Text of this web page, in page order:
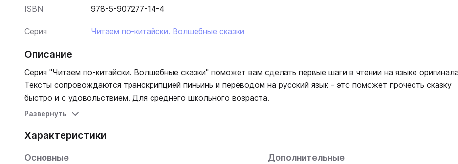
ISBN 978-5-907277-14-4
Серия Читаем по-китайски. Волшебные сказки
Описание
Серия "Читаем по-китайски. Волшебные сказки" поможет вам сделать первые шаги в чтении на языке
Тексты сопровождаются транскрипцией пиньинь и переводом на русский язык - это поможет прочесть сказку
быстро и с удовольствием. Для среднего школьного возраста.
Развернуть
Характеристики
Основные Дополнительные